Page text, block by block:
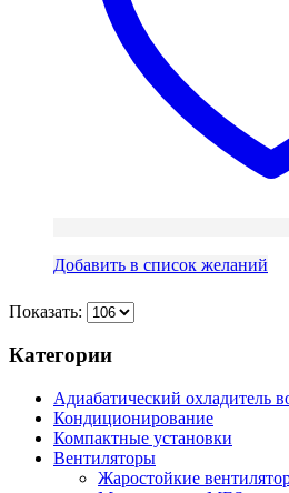
Добавить в список желаний
Показать:
Категории
Адиабатический охладитель
Кондиционирование
Компактные установки
Вентиляторы
Жаростойкие